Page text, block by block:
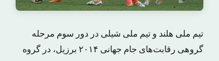
تیم ملی هلند و تیم ملی شیلی در دور سوم مرحله
گروهی رقابت‌های جام جهانی ۲۰۱۴ برزیل، در گروه